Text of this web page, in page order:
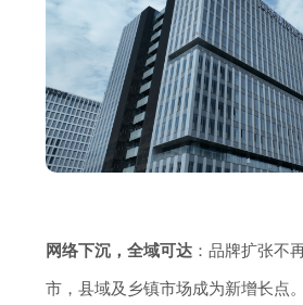
网络下沉，全域可达 ：品牌扩张不
市，县域及乡镇市场成为新增长点